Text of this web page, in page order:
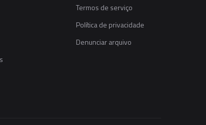
Termos de serviço
Política de privacidade
Denunciar arquivo